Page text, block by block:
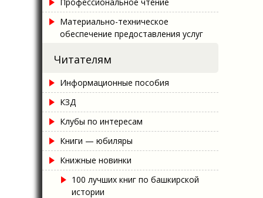
Материально-техническое
обеспечение предоставления услуг
Читателям
Информационные пособия
КЗД
Клубы по интересам
Книги — юбиляры
Книжные новинки
100 лучших книг по башкирской
истории